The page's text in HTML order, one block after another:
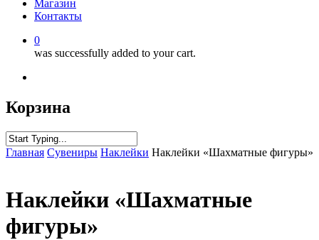
Магазин
Контакты
0
was successfully added to your cart.
Корзина
Главная Сувениры Наклейки Наклейки «Шахматные фигуры»
Наклейки «Шахматные
фигуры»